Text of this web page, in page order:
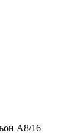
А8/16